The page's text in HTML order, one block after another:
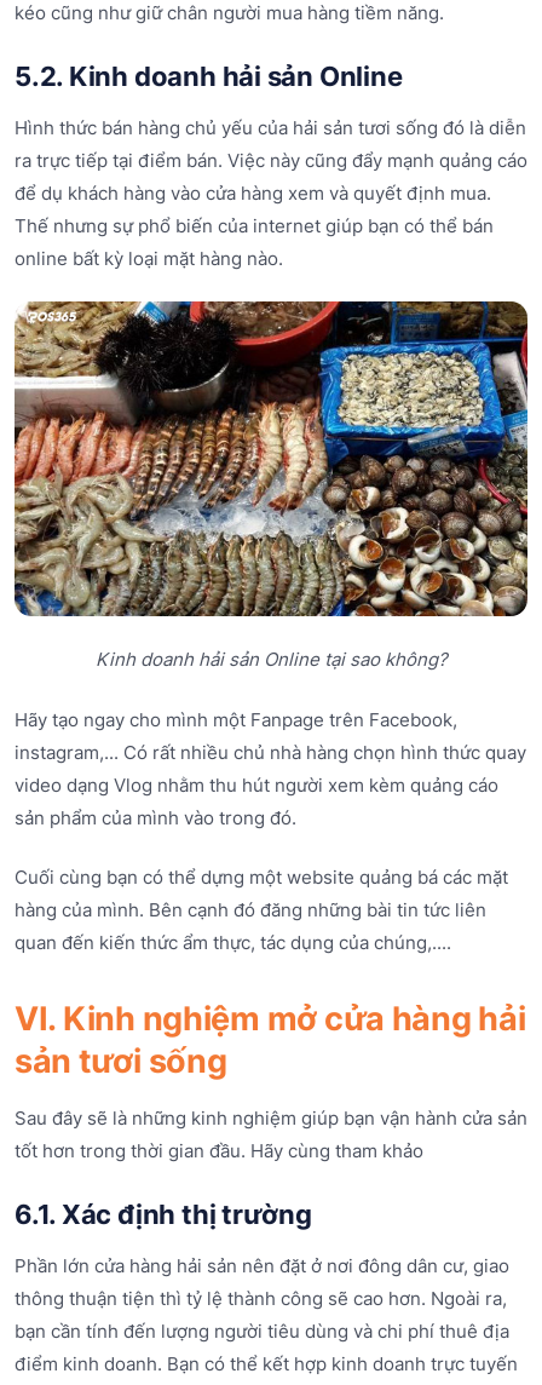
kéo cũng như giữ chân người mua hàng tiềm năng.
5.2. Kinh doanh hải sản Online
Hình thức bán hàng chủ yếu của hải sản tươi sống đó là diễn
ra trực tiếp tại điểm bán. Việc này cũng đẩy mạnh quảng cáo
để dụ khách hàng vào cửa hàng xem và quyết định mua.
Thế nhưng sự phổ biến của internet giúp bạn có thể bán
online bất kỳ loại mặt hàng nào.
Kinh doanh hải sản Online tại sao không?
Hãy tạo ngay cho mình một Fanpage trên Facebook,
instagram,... Có rất nhiều chủ nhà hàng chọn hình thức quay
video dạng Vlog nhằm thu hút người xem kèm quảng cáo
sản phẩm của mình vào trong đó.
Cuối cùng bạn có thể dựng một website quảng bá các mặt
hàng của mình. Bên cạnh đó đăng những bài tin tức liên
quan đến kiến thức ẩm thực, tác dụng của chúng,....
VI. Kinh nghiệm mở cửa hàng hải
sản tươi sống
Sau đây sẽ là những kinh nghiệm giúp bạn vận hành cửa sản
tốt hơn trong thời gian đầu. Hãy cùng tham khảo
6.1. Xác định thị trường
Phần lớn cửa hàng hải sản nên đặt ở nơi đông dân cư, giao
thông thuận tiện thì tỷ lệ thành công sẽ cao hơn. Ngoài ra,
bạn cần tính đến lượng người tiêu dùng và chi phí thuê địa
điểm kinh doanh. Bạn có thể kết hợp kinh doanh trực tuyến